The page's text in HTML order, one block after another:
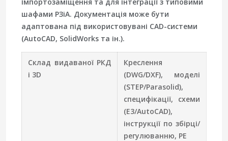
шафами РЗіА. Документація може бути
адаптована під використовувані CAD-системи
(AutoCAD, SolidWorks та ін.).
Склад видаваної РКД
і 3D
Креслення
(DWG/DXF), моделі
(STEP/Parasolid),
специфікації, схеми
(E3/AutoCAD),
інструкції по збірці/
регулюванню, РЕ